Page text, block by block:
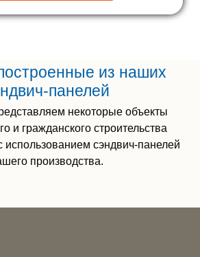
из наших
панелей
некоторые объекты
и гражданского строительства
использованием сэндвич-панелей
производства.